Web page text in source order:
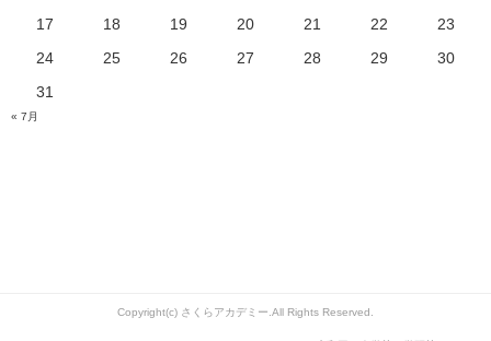
17
18 19 20 21 22
23
24
25 26 27 28 29
30
31
« 7月
Copyright(c) さくらアカデミー.All Rights Reserved.